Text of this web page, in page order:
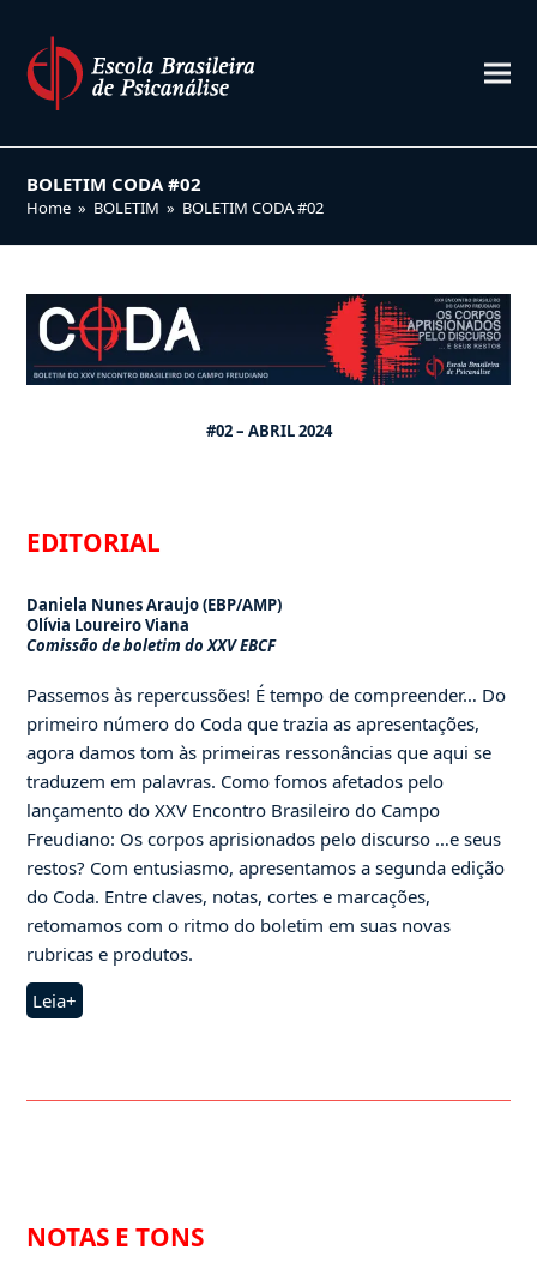
BOLETIM CODA #02
Home » BOLETIM » BOLETIM CODA #02
#02 – ABRIL 2024
EDITORIAL
Daniela Nunes Araujo (EBP/AMP)
Olívia Loureiro Viana
Comissão de boletim do XXV EBCF
Passemos às repercussões! É tempo de compreender… Do
primeiro número do Coda que trazia as apresentações,
agora damos tom às primeiras ressonâncias que aqui se
traduzem em palavras. Como fomos afetados pelo
lançamento do XXV Encontro Brasileiro do Campo
Freudiano: Os corpos aprisionados pelo discurso …e seus
restos? Com entusiasmo, apresentamos a segunda edição
do Coda. Entre claves, notas, cortes e marcações,
retomamos com o ritmo do boletim em suas novas
rubricas e produtos.
Leia+
NOTAS E TONS